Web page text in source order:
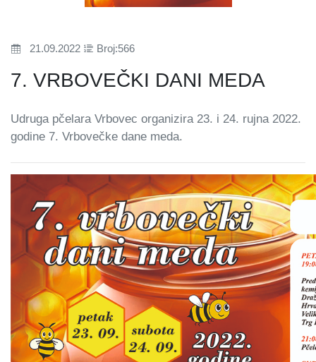
21.09.2022 Broj:566
7. VRBOVEČKI DANI MEDA
Udruga pčelara Vrbovec organizira 23. i 24. rujna 2022.
godine 7. Vrbovečke dane meda.